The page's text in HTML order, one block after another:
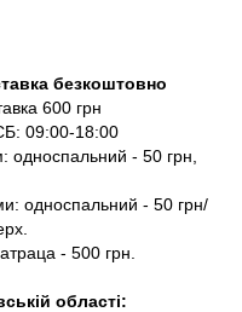
безкоштовно
600 грн
09:00-18:00
односпальний - 50 грн,
односпальний - 50 грн/
- 500 грн.
області: